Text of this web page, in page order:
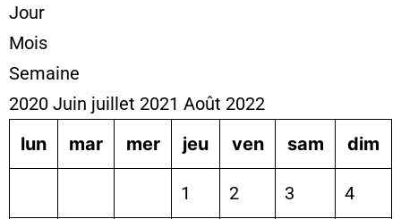
Jour
Mois
Semaine
2020 Juin juillet 2021 Août 2022
lun
mar mer jeu ven sam dim
1 2 3 4